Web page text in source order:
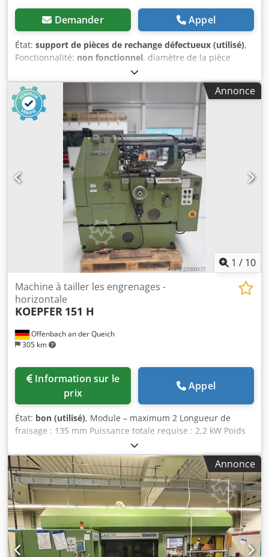
Demander Appel
État: support de pièces de rechange défectueux (utilisé),
Fonctionnalité: non fonctionnel, diamètre de la pièce
, Selon l’électricien, il faut refaire
l’enroulement du moteur principal. Il faudrait également
remplacer les balais et deux bobines dans le tableau de
commande. Dedpfxszp R Tkj Acksck Jusqu’à la panne du
moteur, la machine fonctionnait parfaitement.
Annonce
1 / 10
Offenbach an der Queich
305 km
Machine à tailler les engrenages -
horizontale
KOEPFER 151 H
prix
Appel
État: bon (utilisé), Module – maximum 2 Longueur de
fraisage : 135 mm Puissance totale requise : 2,2 kW Poids
de la machine : environ 1 420 kg Dcedpfx Acjzkvuvskok
Encombrement : environ 2,00 x 1,60 x 1,43 m --> Données
techniques : diamètre maximal de fraisage : Ø 150 mm -->
longueur maximale de fraisage : 135 mm --> module
maximal : 2 --> alésage de la broche : Ø 24 mm --> fixation
de la broche : MK-4 --> vitesses de rotation de la fraise :
140 - 1 120 tr/min --> avances automatiques Équipement
et accessoires : Système de refroidissement, fraises, roues
de changement, manuel d’utilisation
Annonce